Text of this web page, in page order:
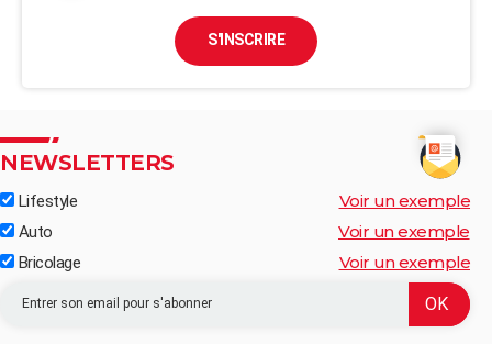
S'INSCRIRE
NEWSLETTERS
Lifestyle Voir un exemple
Auto Voir un exemple
Bricolage Voir un exemple